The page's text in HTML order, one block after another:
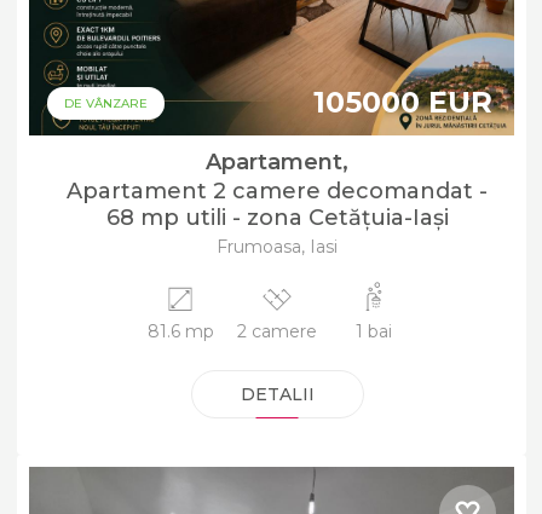
DE VÂNZARE 105000 EUR
Apartament,
Apartament 2 camere decomandat -
68 mp utili - zona Cetățuia-Iași
Frumoasa, Iasi
81.6 mp 2 camere 1 bai
DETALII